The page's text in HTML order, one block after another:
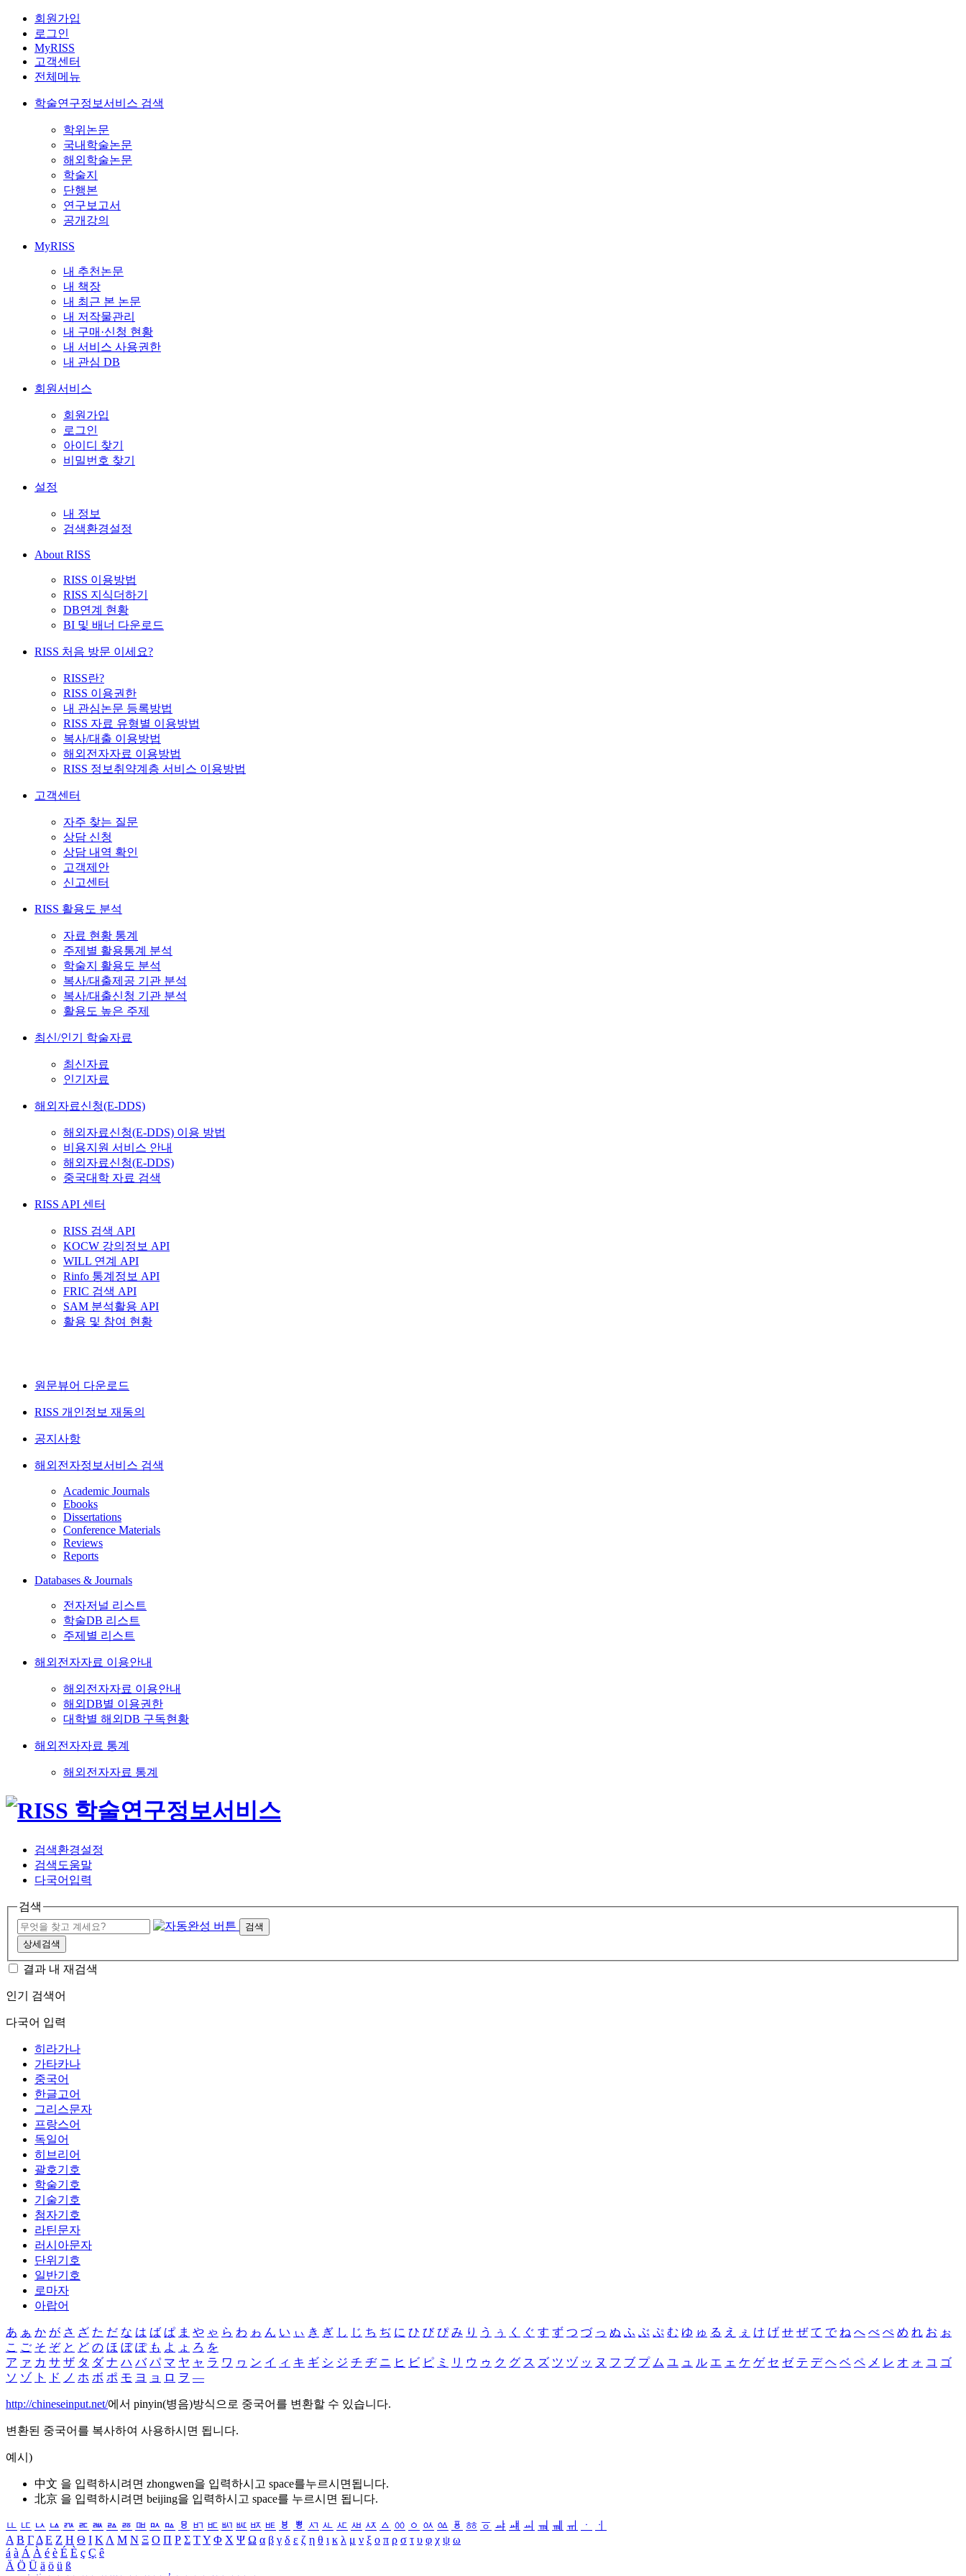
회원가입
로그인
MyRISS
고객센터
전체메뉴
학술연구정보서비스 검색
학위논문
국내학술논문
해외학술논문
학술지
단행본
연구보고서
공개강의
MyRISS
내 추천논문
내 책장
내 최근 본 논문
내 저작물관리
내 구매·신청 현황
내 서비스 사용권한
내 관심 DB
회원서비스
회원가입
로그인
아이디 찾기
비밀번호 찾기
설정
내 정보
검색환경설정
About RISS
RISS 이용방법
RISS 지식더하기
DB연계 현황
BI 및 배너 다운로드
RISS 처음 방문 이세요?
RISS란?
RISS 이용권한
내 관심논문 등록방법
RISS 자료 유형별 이용방법
복사/대출 이용방법
해외전자자료 이용방법
RISS 정보취약계층 서비스 이용방법
고객센터
자주 찾는 질문
상담 신청
상담 내역 확인
고객제안
신고센터
RISS 활용도 분석
자료 현황 통계
주제별 활용통계 분석
학술지 활용도 분석
복사/대출제공 기관 분석
복사/대출신청 기관 분석
활용도 높은 주제
최신/인기 학술자료
최신자료
인기자료
해외자료신청(E-DDS)
해외자료신청(E-DDS) 이용 방법
비용지원 서비스 안내
해외자료신청(E-DDS)
중국대학 자료 검색
RISS API 센터
RISS 검색 API
KOCW 강의정보 API
WILL 연계 API
Rinfo 통계정보 API
FRIC 검색 API
SAM 분석활용 API
활용 및 참여 현황
원문뷰어 다운로드
RISS 개인정보 재동의
공지사항
해외전자정보서비스 검색
Academic Journals
Ebooks
Dissertations
Conference Materials
Reviews
Reports
Databases & Journals
전자저널 리스트
학술DB 리스트
주제별 리스트
해외전자자료 이용안내
해외전자자료 이용안내
해외DB별 이용권한
대학별 해외DB 구독현황
해외전자자료 통계
해외전자자료 통계
검색환경설정
검색도움말
다국어입력
검색
검색
상세검색
결과 내 재검색
인기 검색어
다국어 입력
히라가나
가타카나
중국어
한글고어
그리스문자
프랑스어
독일어
히브리어
괄호기호
학술기호
기술기호
첨자기호
라틴문자
러시아문자
단위기호
일반기호
로마자
아랍어
あ ぁ か が さ ざ た だ な は ば ぱ ま や ゃ ら わ ゎ ん い ぃ き ぎ し じ ち ぢ に ひ び ぴ み り う ぅ く ぐ す ず つ づ っ ぬ ふ ぶ ぷ む ゆ ゅ る え ぇ け げ せ ぜ て で ね へ べ ぺ め れ お ぉ
こ ご そ ぞ と ど の ほ ぼ ぽ も よ ょ ろ を
ア ァ カ サ ザ タ ダ ナ ハ バ パ マ ヤ ャ ラ ワ ヮ ン イ ィ キ ギ シ ジ チ ヂ ニ ヒ ビ ピ ミ リ ウ ゥ ク グ ス ズ ツ ヅ ッ ヌ フ ブ プ ム ユ ュ ル エ ェ ケ ゲ セ ゼ テ デ ヘ ベ ペ メ レ オ ォ コ ゴ
ソ ゾ ト ド ノ ホ ボ ポ モ ヨ ョ ロ ヲ ―
http://chineseinput.net/에서 pinyin(병음)방식으로 중국어를 변환할 수 있습니다.
변환된 중국어를 복사하여 사용하시면 됩니다.
예시)
中文 을 입력하시려면 zhongwen을 입력하시고 space를누르시면됩니다.
北京 을 입력하시려면 beijing을 입력하시고 space를 누르시면 됩니다.
ㅥ ㅦ ㅧ ㅨ ㅩ ㅪ ㅫ ㅬ ㅭ ㅮ ㅯ ㅰ ㅱ ㅲ ㅳ ㅴ ㅵ ㅶ ㅷ ㅸ ㅹ ㅺ ㅻ ㅼ ㅽ ㅾ ㅿ ㆀ ㆁ ㆂ ㆃ ㆄ ㆅ ㆆ ㆇ ㆈ ㆉ ㆊ ㆋ ㆌ ㆍ
ㆎ
Α Β ΓΔ Ε Ζ Η Θ Ι ΚΛ Μ Ν Ξ Ο Π Ρ Σ ΤΥ Φ Χ Ψ Ω α β γ δ ε ζ η θ ι κ λ μ ν ξ ο π ρ σ τ υ φ χ ψ ω
á à Á À é è É È ç Ç ê
Ä Ö Ü ä ö ü ß